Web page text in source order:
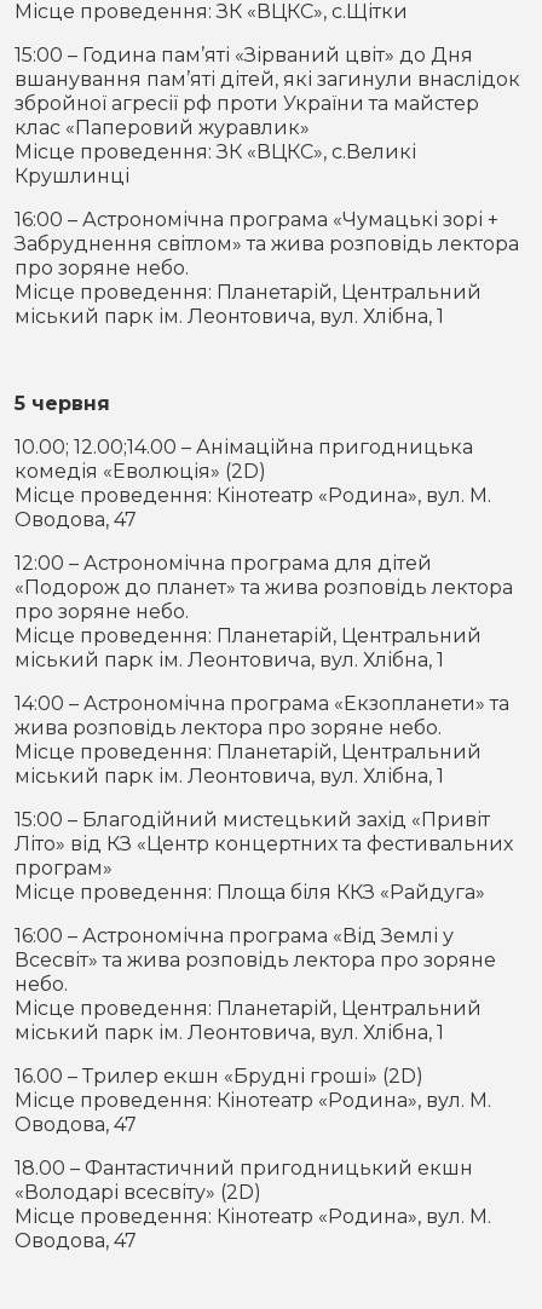
Місце проведення: ЗК «ВЦКС», с.Щітки
15:00 – Година пам’яті «Зірваний цвіт» до Дня
вшанування пам’яті дітей, які загинули внаслідок
збройної агресії рф проти України та майстер
клас «Паперовий журавлик»
Місце проведення: ЗК «ВЦКС», с.Великі
Крушлинці
16:00 – Астрономічна програма «Чумацькі зорі +
Забруднення світлом» та жива розповідь лектора
про зоряне небо.
Місце проведення: Планетарій, Центральний
міський парк ім. Леонтовича, вул. Хлібна, 1
5 червня
10.00; 12.00;14.00 – Анімаційна пригодницька
комедія «Еволюція» (2D)
Місце проведення: Кінотеатр «Родина», вул. М.
Оводова, 47
12:00 – Астрономічна програма для дітей
«Подорож до планет» та жива розповідь лектора
про зоряне небо.
Місце проведення: Планетарій, Центральний
міський парк ім. Леонтовича, вул. Хлібна, 1
14:00 – Астрономічна програма «Екзопланети» та
жива розповідь лектора про зоряне небо.
Місце проведення: Планетарій, Центральний
міський парк ім. Леонтовича, вул. Хлібна, 1
15:00 – Благодійний мистецький захід «Привіт
Літо» від КЗ «Центр концертних та фестивальних
програм»
Місце проведення: Площа біля ККЗ «Райдуга»
16:00 – Астрономічна програма «Від Землі у
Всесвіт» та жива розповідь лектора про зоряне
небо.
Місце проведення: Планетарій, Центральний
міський парк ім. Леонтовича, вул. Хлібна, 1
16.00 – Трилер екшн «Брудні гроші» (2D)
Місце проведення: Кінотеатр «Родина», вул. М.
Оводова, 47
18.00 – Фантастичний пригодницький екшн
«Володарі всесвіту» (2D)
Місце проведення: Кінотеатр «Родина», вул. М.
Оводова, 47